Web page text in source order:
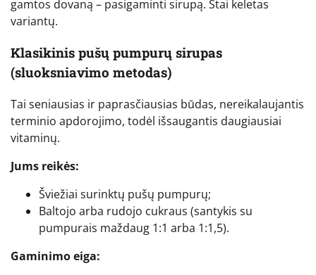
gamtos dovaną – pasigaminti sirupą. Štai keletas
variantų.
Klasikinis pušų pumpurų sirupas
(sluoksniavimo metodas)
Tai seniausias ir paprasčiausias būdas, nereikalaujantis
terminio apdorojimo, todėl išsaugantis daugiausiai
vitaminų.
Jums reikės:
Šviežiai surinktų pušų pumpurų;
Baltojo arba rudojo cukraus (santykis su
pumpurais maždaug 1:1 arba 1:1,5).
Gaminimo eiga: